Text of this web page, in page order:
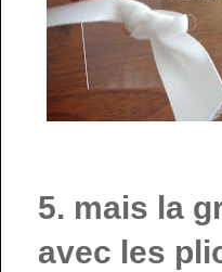
5. mais la
avec les